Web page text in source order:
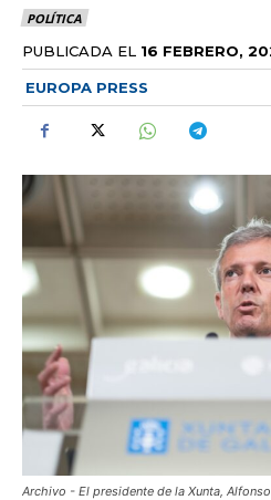
POLÍTICA
PUBLICADA EL 16 FEBRERO,
EUROPA PRESS
Archivo - El presidente de la Xunta,